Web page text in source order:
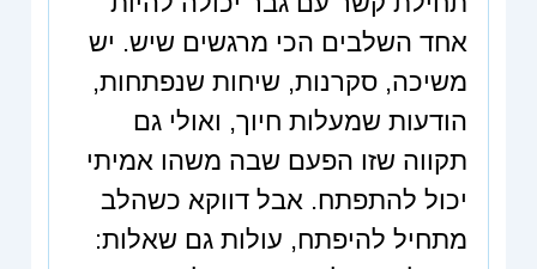
משפטי השראה
מאמרים
אחד השלבים הכי מרגשים שיש. יש
משיכה, סקרנות, שיחות שנפתחות,
הודעות שמעלות חיוך, ואולי גם
תקווה שזו הפעם שבה משהו אמיתי
יכול להתפתח. אבל דווקא כשהלב
מתחיל להיפתח, עולות גם שאלות: